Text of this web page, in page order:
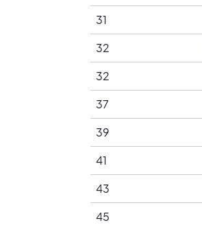
31
32
32
37
39
41
43
45